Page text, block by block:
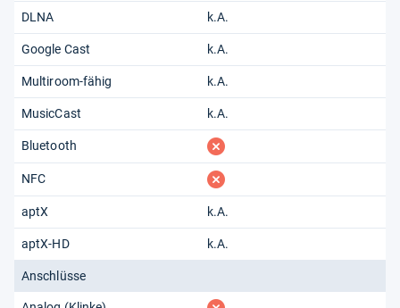
DLNA k.A.
Google Cast k.A.
Multiroom-fähig k.A.
MusicCast k.A.
Bluetooth fehlt
NFC fehlt
aptX k.A.
aptX-HD k.A.
Anschlüsse